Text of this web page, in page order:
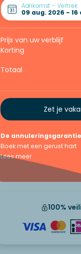
Aankomst - Vertrek
Prijs van uw verblijf
Korting
Totaal
Zet je
De annuleringsgarantie
Boek met een gerust hart
Lees meer
100%